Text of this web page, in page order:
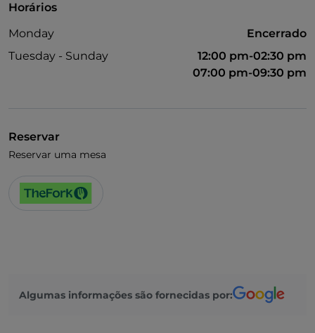
Horários
Monday
Encerrado
Tuesday - Sunday
12:00 pm-02:30 pm
07:00 pm-09:30 pm
Reservar
Reservar uma mesa
Algumas informações são fornecidas por: